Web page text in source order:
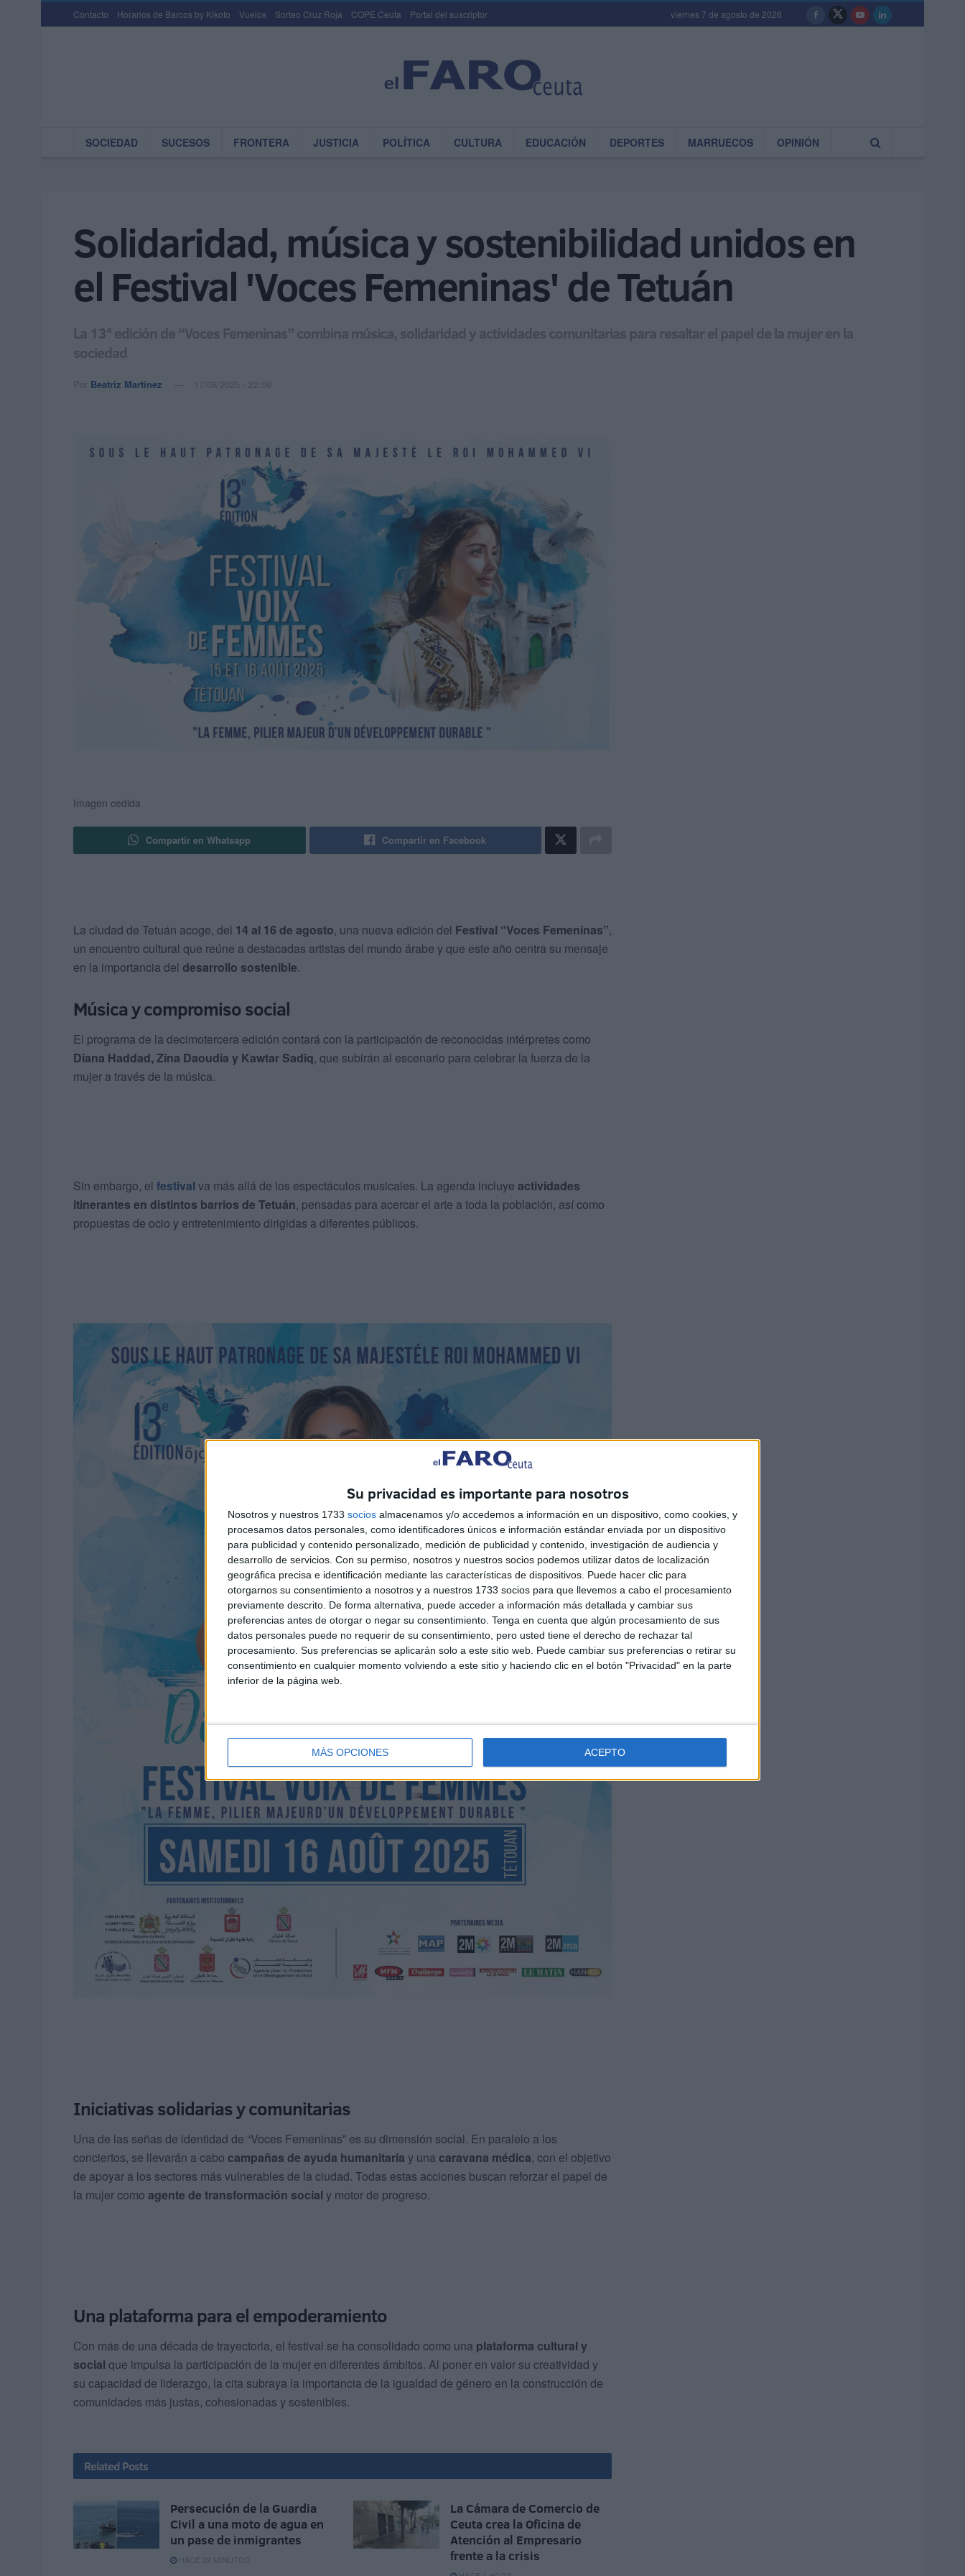
Su privacidad es importante para nosotros
Nosotros y nuestros 1733 socios almacenamos y/o accedemos a información en un dispositivo, como cookies, y
procesamos datos personales, como identificadores únicos e información estándar enviada por un dispositivo
para publicidad y contenido personalizado, medición de publicidad y contenido, investigación de audiencia y
desarrollo de servicios. Con su permiso, nosotros y nuestros socios podemos utilizar datos de localización
geográfica precisa e identificación mediante las características de dispositivos. Puede hacer clic para
otorgarnos su consentimiento a nosotros y a nuestros 1733 socios para que llevemos a cabo el procesamiento
previamente descrito. De forma alternativa, puede acceder a información más detallada y cambiar sus
preferencias antes de otorgar o negar su consentimiento. Tenga en cuenta que algún procesamiento de sus
datos personales puede no requerir de su consentimiento, pero usted tiene el derecho de rechazar tal
procesamiento. Sus preferencias se aplicarán solo a este sitio web. Puede cambiar sus preferencias o retirar su
consentimiento en cualquier momento volviendo a este sitio y haciendo clic en el botón "Privacidad" en la parte
inferior de la página web.
MÁS OPCIONES ACEPTO
Contacto Horarios de Barcos by Kikoto Vuelos Sorteo Cruz Roja COPE Ceuta Portal del suscriptor viernes 7 de agosto de 2026
SOCIEDAD SUCESOS FRONTERA JUSTICIA POLÍTICA CULTURA EDUCACIÓN DEPORTES MARRUECOS OPINIÓN
Solidaridad, música y sostenibilidad unidos en
el Festival 'Voces Femeninas' de Tetuán
La 13ª edición de “Voces Femeninas” combina música, solidaridad y actividades comunitarias para resaltar el papel de la mujer en la
sociedad
Por Beatriz Martínez 17/08/2025 - 22:09
Imagen cedida
Compartir en Whatsapp Compartir en Facebook
La ciudad de Tetuán acoge, del 14 al 16 de agosto, una nueva edición del Festival “Voces Femeninas”,
un encuentro cultural que reúne a destacadas artistas del mundo árabe y que este año centra su mensaje
en la importancia del desarrollo sostenible.
Música y compromiso social
El programa de la decimotercera edición contará con la participación de reconocidas intérpretes como
Diana Haddad, Zina Daoudia y Kawtar Sadiq, que subirán al escenario para celebrar la fuerza de la
mujer a través de la música.
Sin embargo, el festival va más allá de los espectáculos musicales. La agenda incluye actividades
itinerantes en distintos barrios de Tetuán, pensadas para acercar el arte a toda la población, así como
propuestas de ocio y entretenimiento dirigidas a diferentes públicos.
Iniciativas solidarias y comunitarias
Una de las señas de identidad de “Voces Femeninas” es su dimensión social. En paralelo a los
conciertos, se llevarán a cabo campañas de ayuda humanitaria y una caravana médica, con el objetivo
de apoyar a los sectores más vulnerables de la ciudad. Todas estas acciones buscan reforzar el papel de
la mujer como agente de transformación social y motor de progreso.
Una plataforma para el empoderamiento
Con más de una década de trayectoria, el festival se ha consolidado como una plataforma cultural y
social que impulsa la participación de la mujer en diferentes ámbitos. Al poner en valor su creatividad y
su capacidad de liderazgo, la cita subraya la importancia de la igualdad de género en la construcción de
comunidades más justas, cohesionadas y sostenibles.
Related Posts
Persecución de la Guardia
Civil a una moto de agua en
un pase de inmigrantes
HACE 29 MINUTOS
La Cámara de Comercio de
Ceuta crea la Oficina de
Atención al Empresario
frente a la crisis